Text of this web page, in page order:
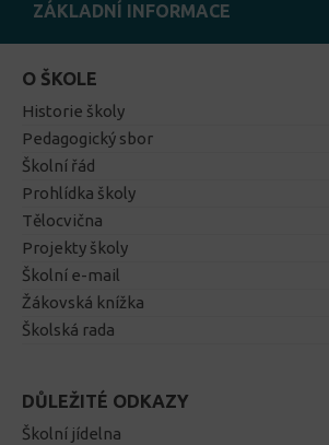
ZÁKLADNÍ INFORMACE
O ŠKOLE
Historie školy
Pedagogický sbor
Školní řád
Prohlídka školy
Tělocvična
Projekty školy
Školní e-mail
Žákovská knížka
Školská rada
DŮLEŽITÉ ODKAZY
Školní jídelna